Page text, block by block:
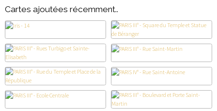
Cartes ajoutées récemment..